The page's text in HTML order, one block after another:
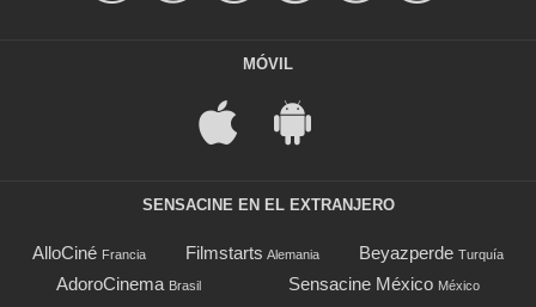
MÓVIL
SENSACINE EN EL EXTRANJERO
AlloCiné Francia Filmstarts Alemania Beyazperde Turquía
AdoroCinema Brasil Sensacine México México